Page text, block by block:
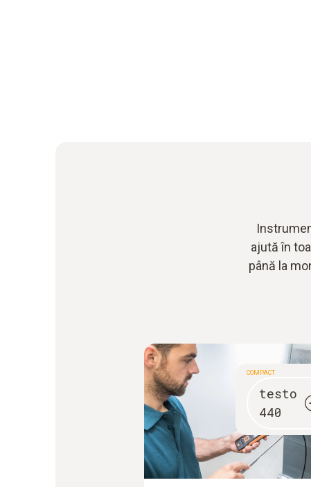
ajută în
până la
COMPACT
testo
440